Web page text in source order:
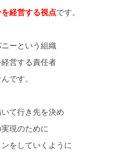
を経営する視点です。
ーという組織
営する責任者
です。
て行き先を決め
現のために
をしていくように